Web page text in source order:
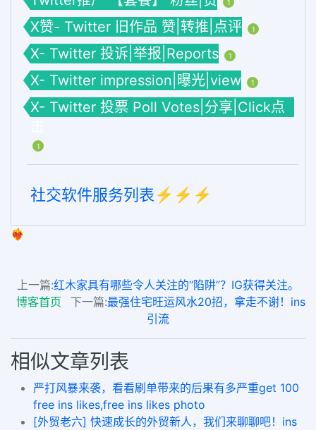
1
X赞- Twitter 旧作品 赞|转推|点评 1
X- Twitter 投诉|举报|Reports 1
X- Twitter impression|曝光|view 1
X- Twitter 投票 Poll Votes|分享|Click点
1
社交软件服务列表⚡️⚡️⚡️
❤️‍🔥
上一篇:红木家具有哪些令人关注的“陷阱”？IG获得关注。
博客首页
下一篇:最强住宅旺运风水20招，拿走不谢！ins
引流
相似文章列表
严打风暴来袭，看看刷单带来的后果有多严重get 100
free ins likes,free ins likes photo
[外贸老六] 快速成长的外贸新人，我们来聊聊吧！ins